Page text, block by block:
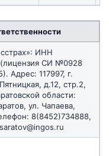
ИНН
(лицензия СИ №0928
Адрес: 117997, г.
д.12, стр.2,
области:
ул. Чапаева,
8(8452)734888,